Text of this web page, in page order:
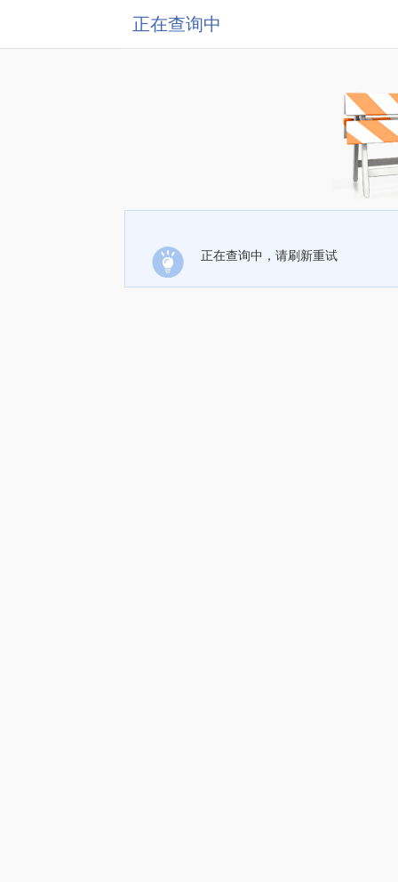
正在查询中
正在查询中，请刷新重试